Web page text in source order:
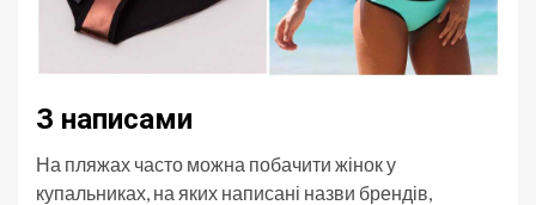
З написами
На пляжах часто можна побачити жінок у
купальниках, на яких написані назви брендів,